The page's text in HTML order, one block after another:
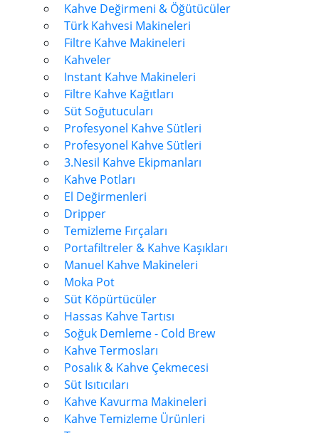
Kahve Değirmeni & Öğütücüler
Türk Kahvesi Makineleri
Filtre Kahve Makineleri
Kahveler
Instant Kahve Makineleri
Filtre Kahve Kağıtları
Süt Soğutucuları
Profesyonel Kahve Sütleri
Profesyonel Kahve Sütleri
3.Nesil Kahve Ekipmanları
Kahve Potları
El Değirmenleri
Dripper
Temizleme Fırçaları
Portafiltreler & Kahve Kaşıkları
Manuel Kahve Makineleri
Moka Pot
Süt Köpürtücüler
Hassas Kahve Tartısı
Soğuk Demleme - Cold Brew
Kahve Termosları
Posalık & Kahve Çekmecesi
Süt Isıtıcıları
Kahve Kavurma Makineleri
Kahve Temizleme Ürünleri